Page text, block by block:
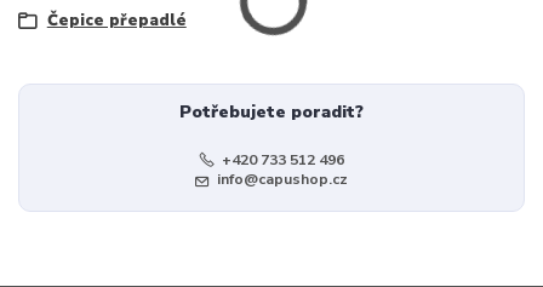
Čepice přepadlé
Potřebujete poradit?
+420 733 512 496
info@capushop.cz